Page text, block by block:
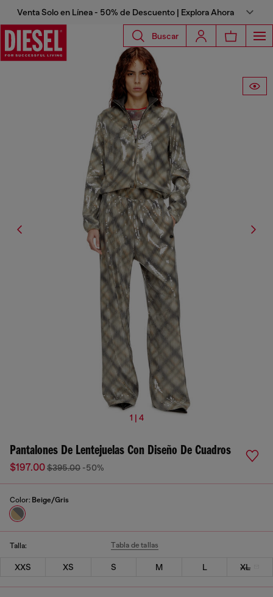
Venta Solo en Línea - 50% de Descuento | Explora Ahora
Buscar
1 | 4
Pantalones De Lentejuelas Con Diseño De Cuadros
$197.00$395.00 -50%
Color: Beige/Gris
Talla: Tabla de tallas
XXS XS S M L XL